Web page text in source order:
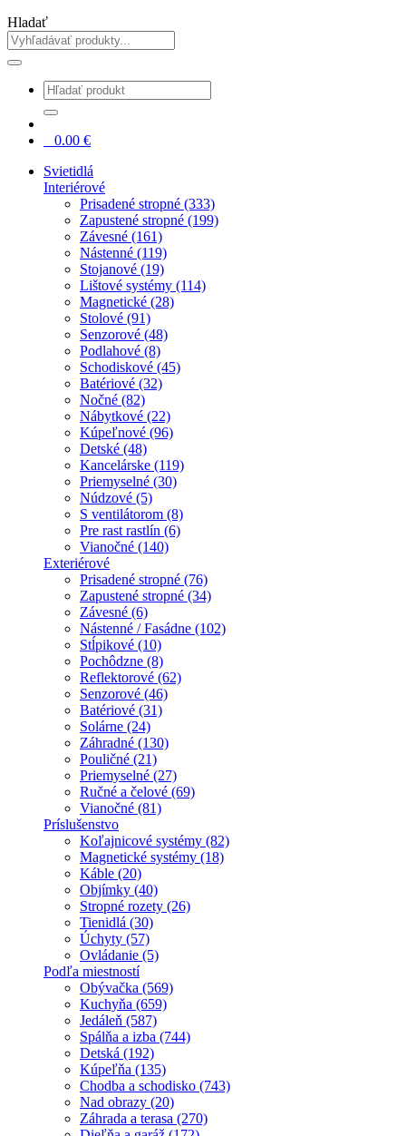
Hladať
0.00 €
Svietidlá
Interiérové
Prisadené stropné (333)
Zapustené stropné (199)
Závesné (161)
Nástenné (119)
Stojanové (19)
Lištové systémy (114)
Magnetické (28)
Stolové (91)
Senzorové (48)
Podlahové (8)
Schodiskové (45)
Batériové (32)
Nočné (82)
Nábytkové (22)
Kúpeľnové (96)
Detské (48)
Kancelárske (119)
Priemyselné (30)
Núdzové (5)
S ventilátorom (8)
Pre rast rastlín (6)
Vianočné (140)
Exteriérové
Prisadené stropné (76)
Zapustené stropné (34)
Závesné (6)
Nástenné / Fasádne (102)
Stĺpikové (10)
Pochôdzne (8)
Reflektorové (62)
Senzorové (46)
Batériové (31)
Solárne (24)
Záhradné (130)
Pouličné (21)
Priemyselné (27)
Ručné a čelové (69)
Vianočné (81)
Príslušenstvo
Koľajnicové systémy (82)
Magnetické systémy (18)
Káble (20)
Objímky (40)
Stropné rozety (26)
Tienidlá (30)
Úchyty (57)
Ovládanie (5)
Podľa miestností
Obývačka (569)
Kuchyňa (659)
Jedáleň (587)
Spálňa a izba (744)
Detská (192)
Kúpeľňa (135)
Chodba a schodisko (743)
Nad obrazy (20)
Záhrada a terasa (270)